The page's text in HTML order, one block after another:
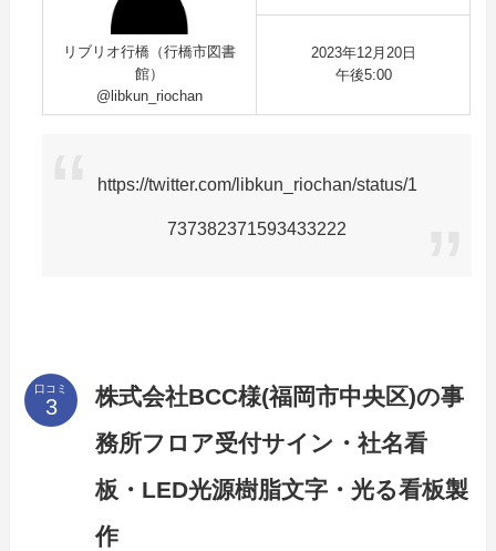
リブリオ行橋（行橋市図書
館）
@libkun_riochan
2023年12月20日
午後5:00
https://twitter.com/libkun_riochan/status/1
737382371593433222
口コミ
株式会社BCC様(福岡市中央区)の事
務所フロア受付サイン・社名看
板・LED光源樹脂文字・光る看板製
作